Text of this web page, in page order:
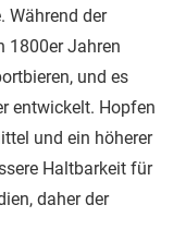
Während der
1800er Jahren
und es
entwickelt. Hopfen
und ein höherer
Haltbarkeit für
daher der